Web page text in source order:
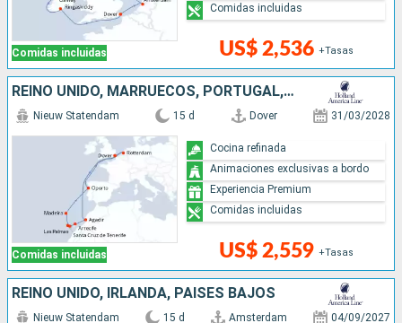
Comidas incluidas US$ 2,536 +Tasas
Comidas incluidas
REINO UNIDO, MARRUECOS, PORTUGAL, PAISES BAJOS
Comidas incluidas
Nieuw Statendam 15 d Dover 31/03/2028
US$ 2,559 +Tasas
Cocina refinada
Animaciones exclusivas a bordo
Experiencia Premium
Comidas incluidas
REINO UNIDO, IRLANDA, PAISES BAJOS
Nieuw Statendam 15 d Amsterdam 04/09/2027